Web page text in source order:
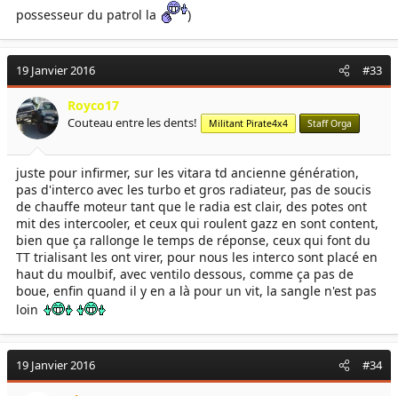
possesseur du patrol la
)
19 Janvier 2016 #33
Royco17
Couteau entre les dents! Militant Pirate4x4 Staff Orga
juste pour infirmer, sur les vitara td ancienne génération,
pas d'interco avec les turbo et gros radiateur, pas de soucis
de chauffe moteur tant que le radia est clair, des potes ont
mit des intercooler, et ceux qui roulent gazz en sont content,
bien que ça rallonge le temps de réponse, ceux qui font du
TT trialisant les ont virer, pour nous les interco sont placé en
haut du moulbif, avec ventilo dessous, comme ça pas de
boue, enfin quand il y en a là pour un vit, la sangle n'est pas
loin
19 Janvier 2016 #34